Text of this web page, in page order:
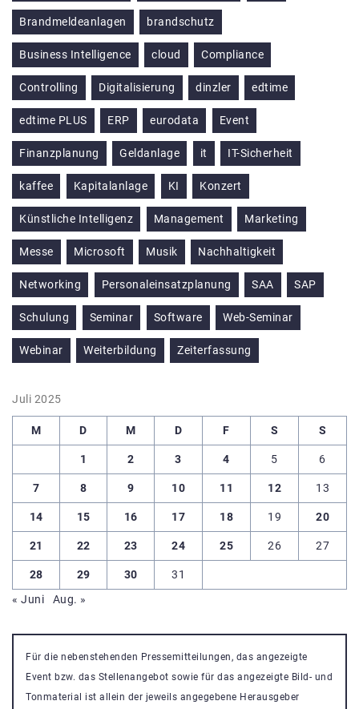
Brandmeldeanlagen brandschutz
Business Intelligence cloud Compliance
Controlling Digitalisierung dinzler edtime
edtime PLUS ERP eurodata Event
Finanzplanung Geldanlage it IT-Sicherheit
kaffee Kapitalanlage KI Konzert
Künstliche Intelligenz Management Marketing
Messe Microsoft Musik Nachhaltigkeit
Networking Personaleinsatzplanung SAA SAP
Schulung Seminar Software Web-Seminar
Webinar Weiterbildung Zeiterfassung
Juli 2025
M D M D F S S
1 2 3 4 5 6
7 8 9 10 11 12 13
14 15 16 17 18 19 20
21 22 23 24 25 26 27
28 29 30
31
« Juni
Aug. »
Für die nebenstehenden Pressemitteilungen, das angezeigte
Event bzw. das Stellenangebot sowie für das angezeigte Bild- und
Tonmaterial ist allein der jeweils angegebene Herausgeber